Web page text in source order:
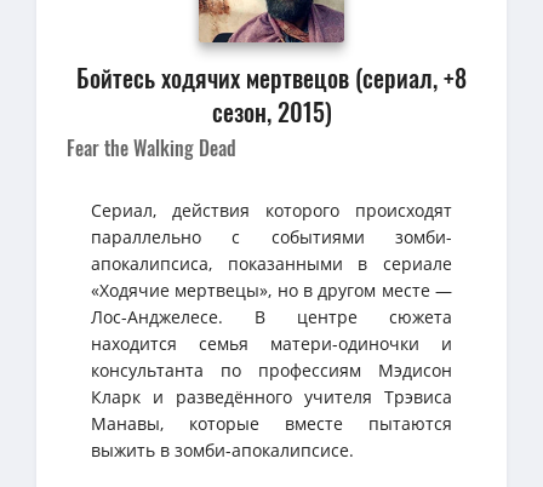
Бойтесь ходячих мертвецов (сериал, +8
сезон, 2015)
Fear the Walking Dead
Сериал, действия которого происходят
параллельно с событиями зомби-
апокалипсиса, показанными в сериале
«Ходячие мертвецы», но в другом месте —
Лос-Анджелесе. В центре сюжета
находится семья матери-одиночки и
консультанта по профессиям Мэдисон
Кларк и разведённого учителя Трэвиса
Манавы, которые вместе пытаются
выжить в зомби-апокалипсисе.